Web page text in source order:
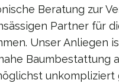
Beratung zur
Partner für
Unser Anliegen
Baumbestattung
unkompliziert